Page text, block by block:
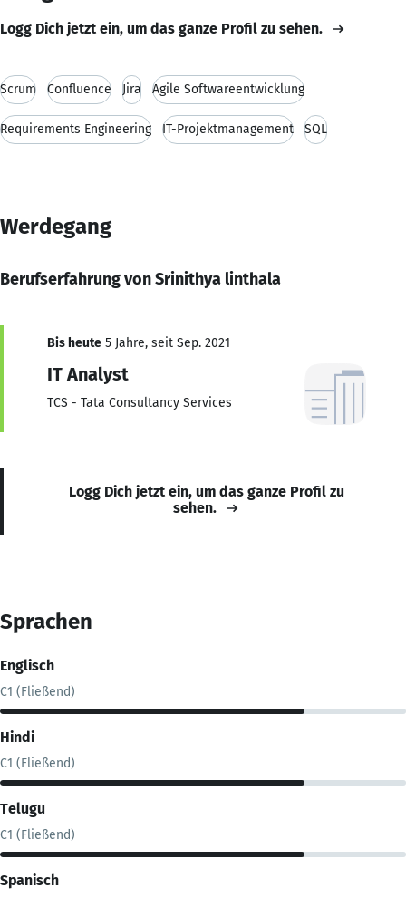
Logg Dich jetzt ein, um das ganze Profil zu sehen.
Scrum Confluence Jira Agile Softwareentwicklung
Requirements Engineering IT-Projektmanagement SQL
Werdegang
Berufserfahrung von Srinithya linthala
Bis heute 5 Jahre, seit Sep. 2021
IT Analyst
TCS - Tata Consultancy Services
Logg Dich jetzt ein, um das ganze Profil zu
sehen.
Sprachen
Englisch
C1 (Fließend)
Hindi
C1 (Fließend)
Telugu
C1 (Fließend)
Spanisch